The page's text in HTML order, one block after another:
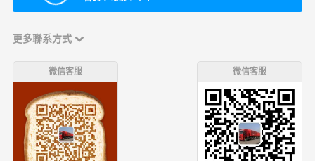
更多聯系方式
微信客服 微信客服